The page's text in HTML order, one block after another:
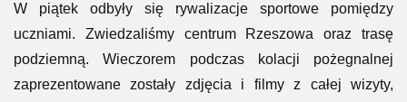
W piątek odbyły się rywalizacje sportowe pomiędzy
uczniami. Zwiedzaliśmy centrum Rzeszowa oraz trasę
podziemną. Wieczorem podczas kolacji pożegnalnej
zaprezentowane zostały zdjęcia i filmy z całej wizyty,